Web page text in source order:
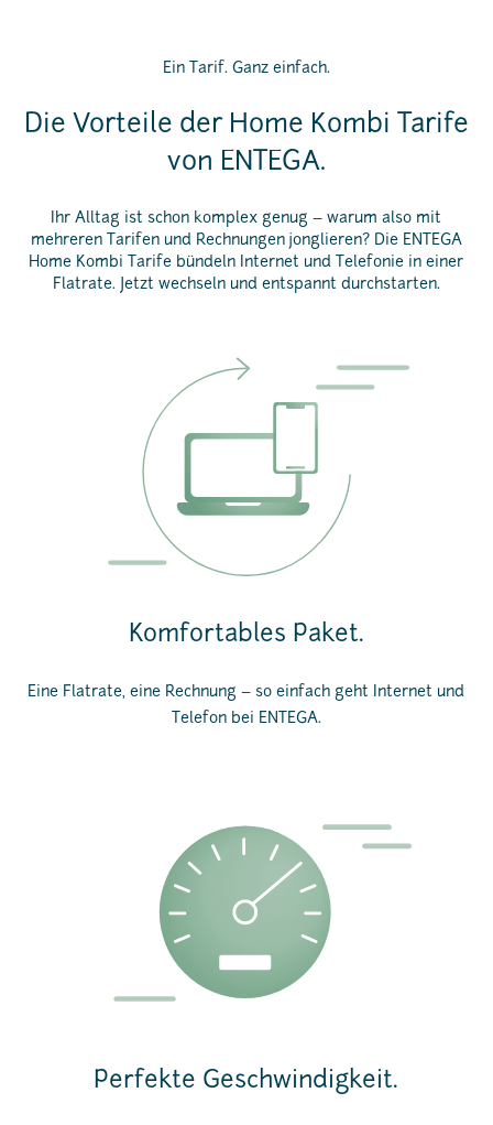
Ein Tarif. Ganz einfach.
Die Vorteile der Home Kombi Tarife
von ENTEGA.
Ihr Alltag ist schon komplex genug – warum also mit
mehreren Tarifen und Rechnungen jonglieren? Die ENTEGA
Home Kombi Tarife bündeln Internet und Telefonie in einer
Flatrate. Jetzt wechseln und entspannt durchstarten.
Komfortables Paket.
Eine Flatrate, eine Rechnung – so einfach geht Internet und
Telefon bei ENTEGA.
Perfekte Geschwindigkeit.